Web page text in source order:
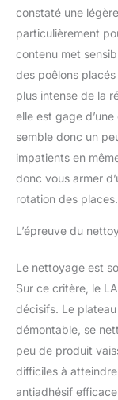
constaté une
particulièrement
contenu met
des poêlons
plus intense de la
elle est gage
semble donc un
impatients en
donc vous armer
rotation des places.
L’épreuve du
Le nettoyage est
Sur ce critère, le
décisifs. Le
démontable, se
peu de produit
difficiles à
antiadhésif